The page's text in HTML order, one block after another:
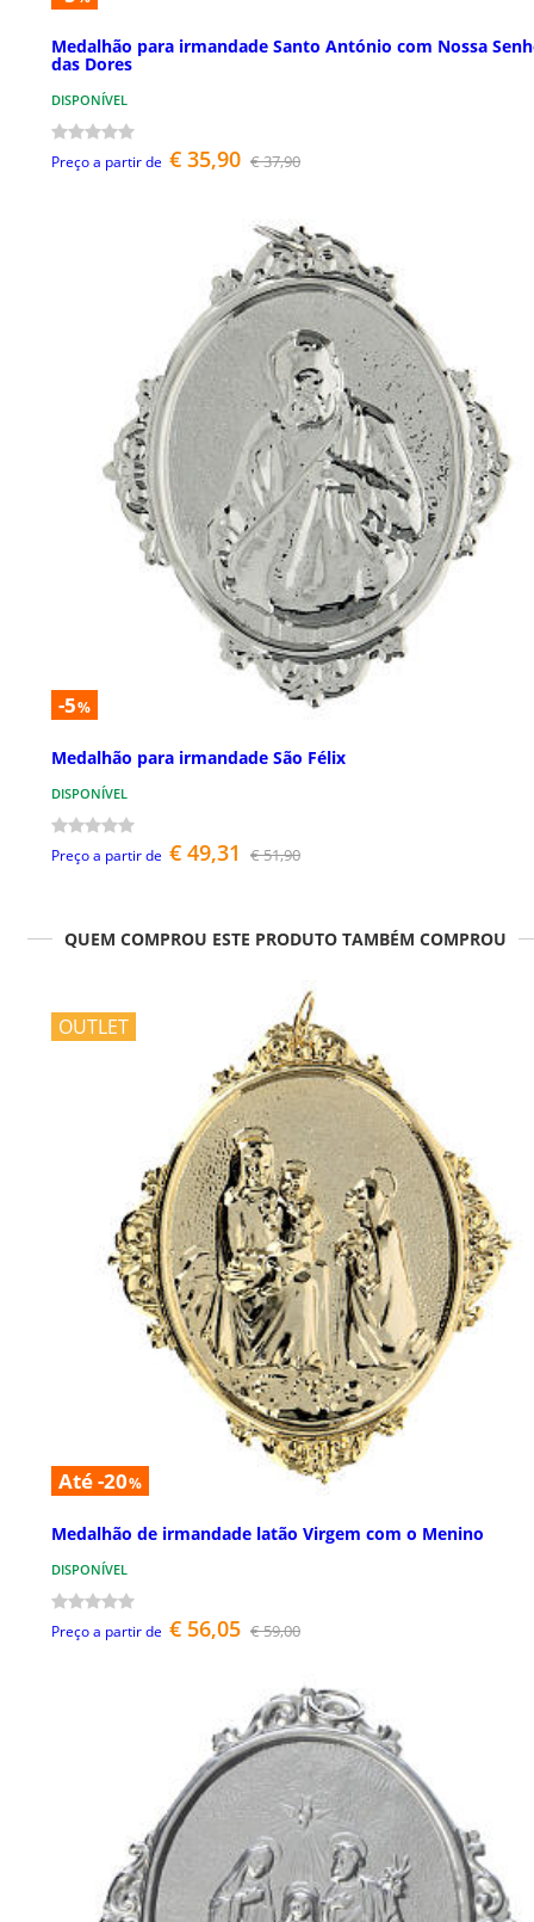
Medalhão para irmandade Santo António com Nossa
das Dores
DISPONÍVEL
Preço a partir de € 35,90 € 37,90
-5%
Medalhão para irmandade São Félix
DISPONÍVEL
Preço a partir de € 49,31 € 51,90
QUEM COMPROU ESTE PRODUTO TAMBÉM COMPROU
OUTLET
Até -20%
Medalhão de irmandade latão Virgem com o Menino
DISPONÍVEL
Preço a partir de € 56,05 € 59,00